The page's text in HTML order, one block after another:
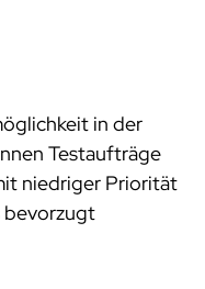
in der
Testaufträge
niedriger Priorität
bevorzugt